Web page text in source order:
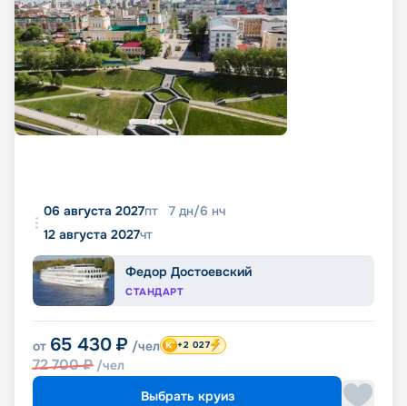
06 августа 2027пт 7 дн/6 нч
12 августа 2027чт
Федор Достоевский
СТАНДАРТ
от 65 430 ₽ /чел
72 700₽ /чел
+2 027
Выбрать круиз